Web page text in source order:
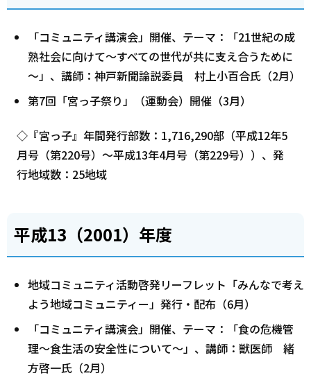
「コミュニティ講演会」開催、テーマ：「21世紀の成
熟社会に向けて～すべての世代が共に支え合うために
～」、講師：神戸新聞論説委員 村上小百合氏（2月）
第7回「宮っ子祭り」（運動会）開催（3月）
◇『宮っ子』年間発行部数：1,716,290部（平成12年5
月号（第220号）～平成13年4月号（第229号））、発
行地域数：25地域
平成13（2001）年度
地域コミュニティ活動啓発リーフレット「みんなで考え
よう地域コミュニティー」発行・配布（6月）
「コミュニティ講演会」開催、テーマ：「食の危機管
理～食生活の安全性について～」、講師：獣医師 緒
方啓一氏（2月）